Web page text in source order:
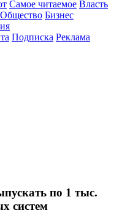
Самое читаемое Власть
Общество Бизнес
Подписка Реклама
по 1 тыс.
систем